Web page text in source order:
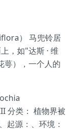
） 马兜铃居
，如"达斯 · 维
萼），一个人的
分类： 植物界被
起源：、环境：